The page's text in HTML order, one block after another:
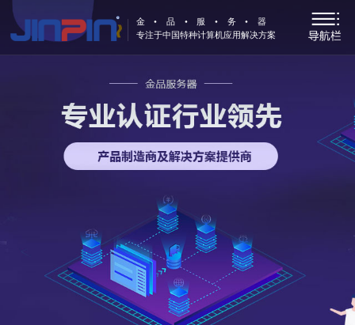
金•品•服•务•器
专注于中国特种计算机应用解决方案